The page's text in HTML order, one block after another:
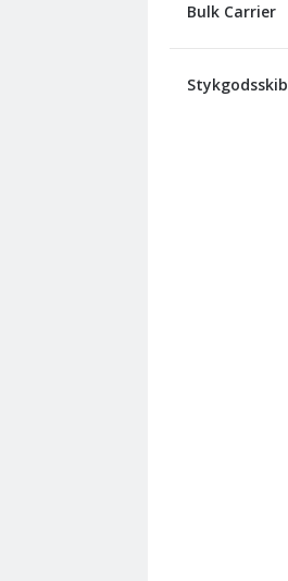
Bulk Carrier
Stykgodsskib